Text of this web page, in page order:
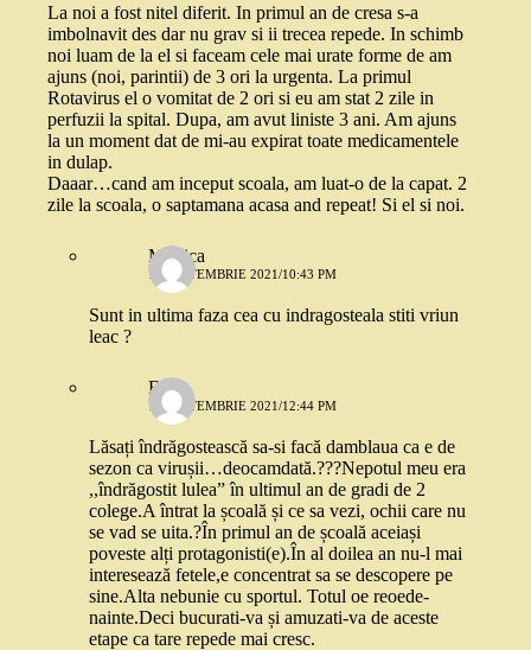
La noi a fost nitel diferit. In primul an de cresa s-a
imbolnavit des dar nu grav si ii trecea repede. In schimb
noi luam de la el si faceam cele mai urate forme de am
ajuns (noi, parintii) de 3 ori la urgenta. La primul
Rotavirus el o vomitat de 2 ori si eu am stat 2 zile in
perfuzii la spital. Dupa, am avut liniste 3 ani. Am ajuns
la un moment dat de mi-au expirat toate medicamentele
in dulap.
Daaar…cand am inceput scoala, am luat-o de la capat. 2
zile la scoala, o saptamana acasa and repeat! Si el si noi.
Monica
16 SEPTEMBRIE 2021/10:43 PM
Sunt in ultima faza cea cu indragosteala stiti vriun
leac ?
Eli
17 SEPTEMBRIE 2021/12:44 PM
Lăsați îndrăgostească sa-si facă damblaua ca e de
sezon ca virușii…deocamdată.???Nepotul meu era
,,îndrăgostit lulea” în ultimul an de gradi de 2
colege.A întrat la școală și ce sa vezi, ochii care nu
se vad se uita.?În primul an de școală aceiași
poveste alți protagonisti(e).În al doilea an nu-l mai
interesează fetele,e concentrat sa se descopere pe
sine.Alta nebunie cu sportul. Totul oe reoede-
nainte.Deci bucurati-va și amuzati-va de aceste
etape ca tare repede mai cresc.